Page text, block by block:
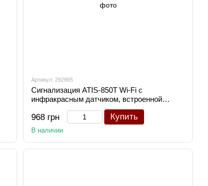
Артикул: 292865
Сигнализация ATIS-850Т Wi-Fi с
инфракрасным датчиком, встроенной
сиреной и поддержкой Tuya Smart
968 грн Купить
В наличии